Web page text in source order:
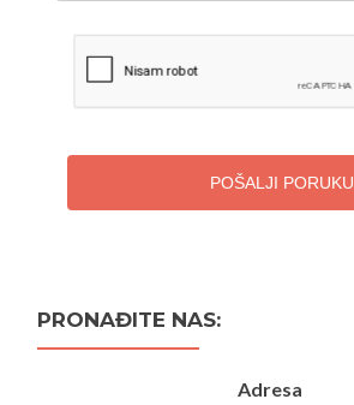
POŠALJI PORUKU
PRONAĐITE NAS:
Adresa